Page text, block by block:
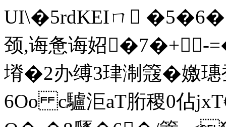
UI\�5rdKEIㄇ
颈,诲惫诲妱�7�+-
塉�2办缚3珒淛簆�嬓
6Oo c驢洰aT胻稷0佔